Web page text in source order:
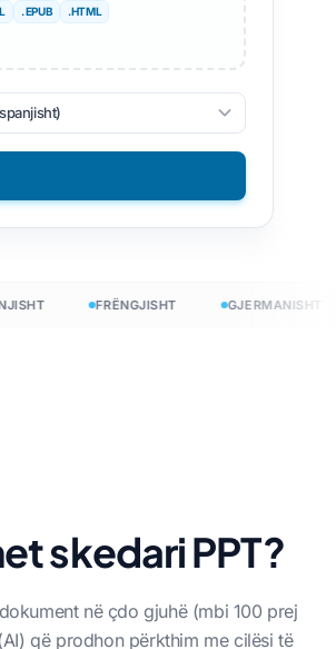
. EPUB .HTML
FRËNGJISHT GJERMANISHT
skedari PPT?
në çdo gjuhë (mbi 100 prej
që prodhon përkthim me cilësi të